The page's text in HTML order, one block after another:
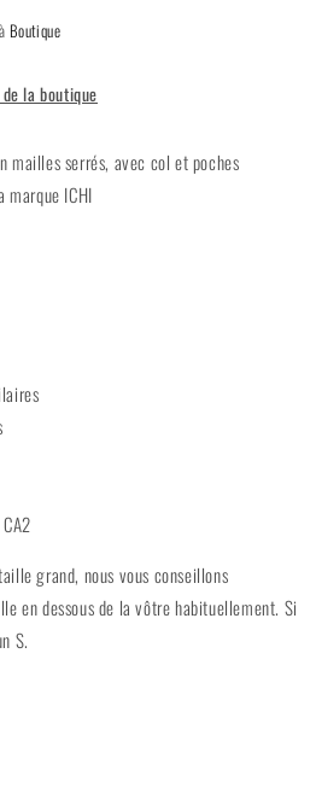
Boutique
la boutique
mailles serrés, avec col et poches
marque ICHI
grand, nous vous conseillons
en dessous de la vôtre habituellement. Si
S.